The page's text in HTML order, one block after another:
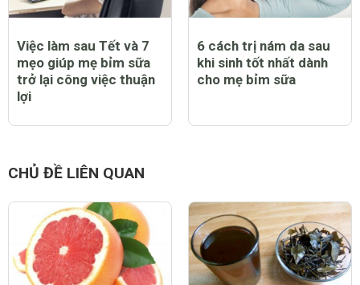
Việc làm sau Tết và 7
mẹo giúp mẹ bỉm sữa
trở lại công việc thuận
lợi
6 cách trị nám da sau
khi sinh tốt nhất dành
cho mẹ bỉm sữa
CHỦ ĐỀ LIÊN QUAN